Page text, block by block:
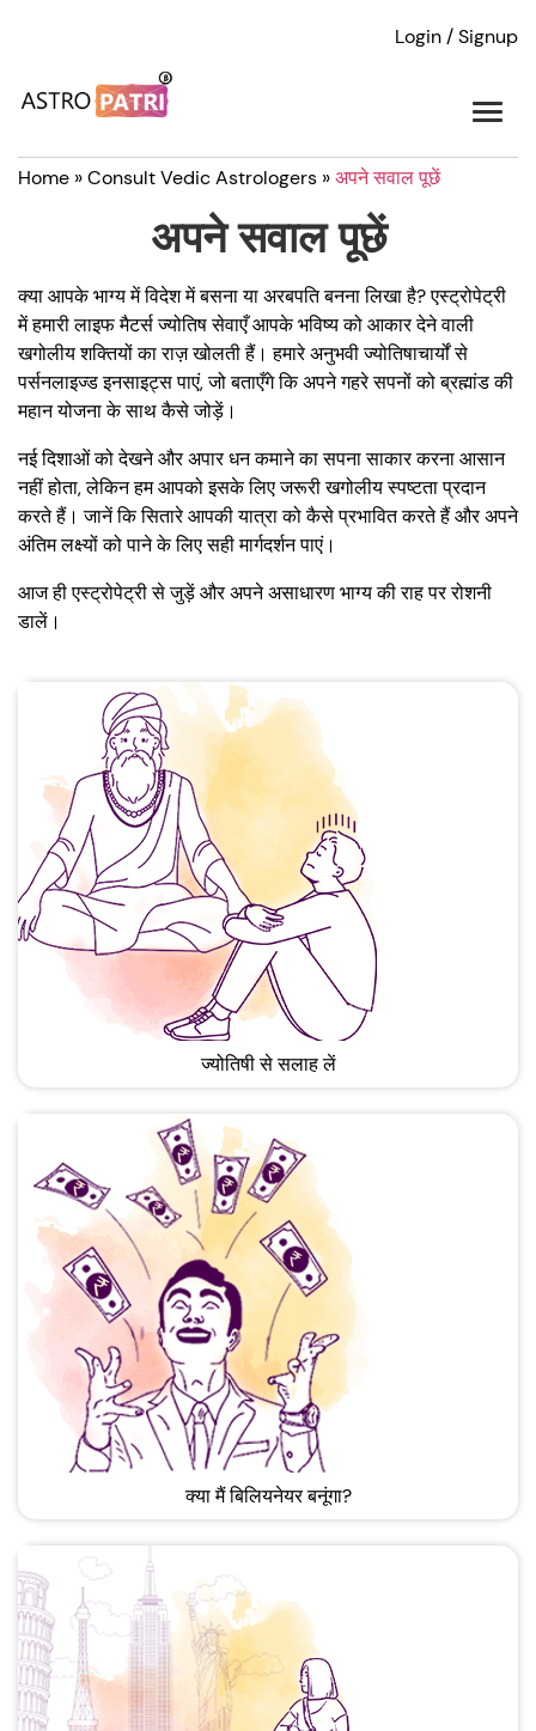
Login / Signup
Home »Consult Vedic Astrologers »अपने सवाल पूछें
अपने सवाल पूछें
क्या आपके भाग्य में विदेश में बसना या अरबपति बनना लिखा है? एस्ट्रोपेट्री
में हमारी लाइफ मैटर्स ज्योतिष सेवाएँ आपके भविष्य को आकार देने वाली
खगोलीय शक्तियों का राज़ खोलती हैं। हमारे अनुभवी ज्योतिषाचार्यों से
पर्सनलाइज्ड इनसाइट्स पाएं, जो बताएँगे कि अपने गहरे सपनों को ब्रह्मांड की
महान योजना के साथ कैसे जोड़ें।
नई दिशाओं को देखने और अपार धन कमाने का सपना साकार करना आसान
नहीं होता, लेकिन हम आपको इसके लिए जरूरी खगोलीय स्पष्टता प्रदान
करते हैं। जानें कि सितारे आपकी यात्रा को कैसे प्रभावित करते हैं और अपने
अंतिम लक्ष्यों को पाने के लिए सही मार्गदर्शन पाएं।
आज ही एस्ट्रोपेट्री से जुड़ें और अपने असाधारण भाग्य की राह पर रोशनी
डालें।
ज्योतिषी से सलाह लें
क्या मैं बिलियनेयर बनूंगा?